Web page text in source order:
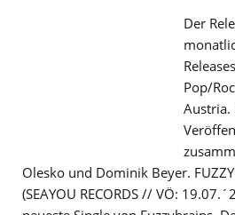
Der
Pop/
Austria.
Olesko und Dominik Beyer.
(SEAYOU RECORDS // VÖ: